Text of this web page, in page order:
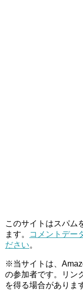
このサイトはスパム
ます。
コメントデー
ださい。
※当サイトは、
の参加者です。リン
を得る場合がありま